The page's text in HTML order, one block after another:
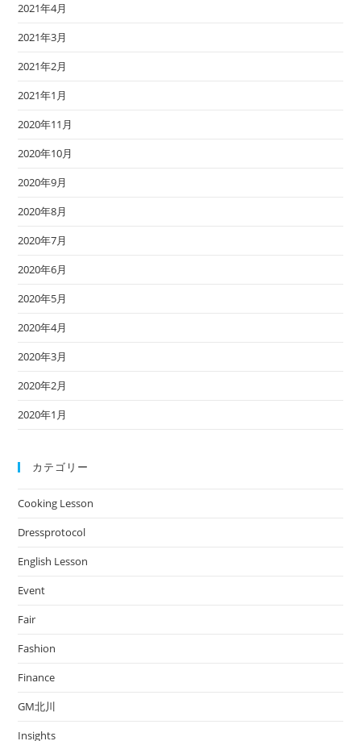
2021年4月
2021年3月
2021年2月
2021年1月
2020年11月
2020年10月
2020年9月
2020年8月
2020年7月
2020年6月
2020年5月
2020年4月
2020年3月
2020年2月
2020年1月
カテゴリー
Cooking Lesson
Dressprotocol
English Lesson
Event
Fair
Fashion
Finance
GM北川
Insights